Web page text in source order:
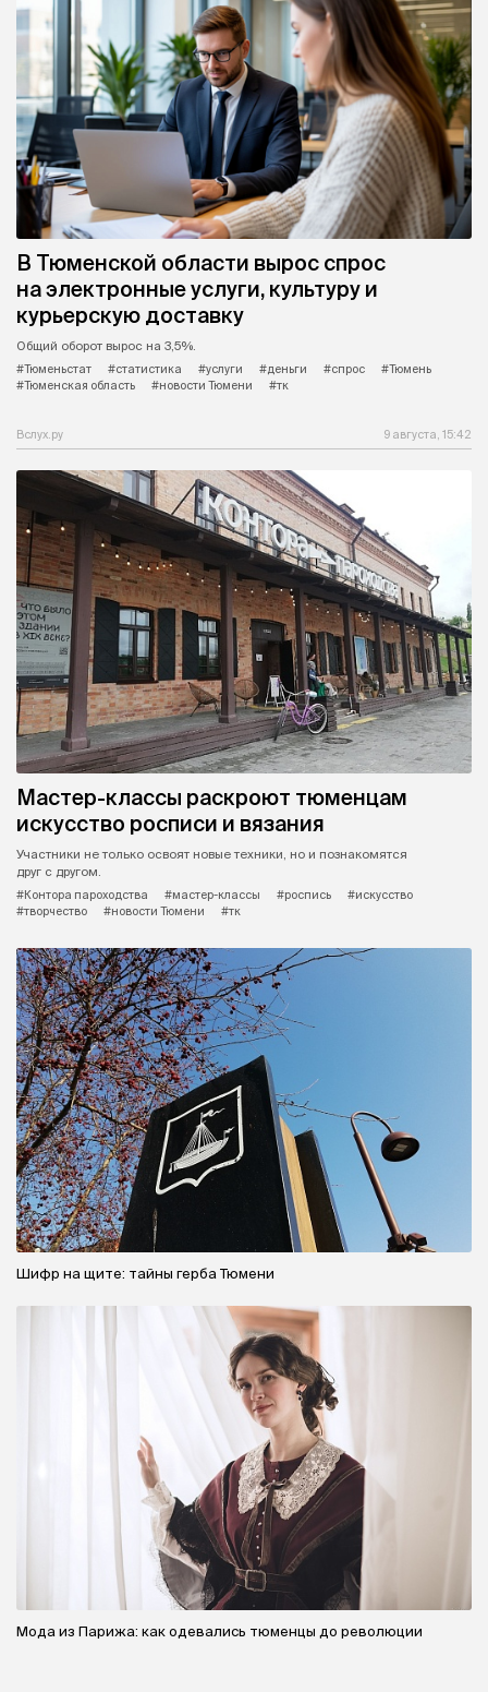
В Тюменской области вырос спрос
на электронные услуги, культуру и
курьерскую доставку
Общий оборот вырос на 3,5%.
#Тюменьстат
#статистика #услуги #деньги #спрос
#Тюмень
#Тюменская область
#новости Тюмени #тк
Вслух.ру 9 августа, 15:42
Мастер-классы раскроют тюменцам
искусство росписи и вязания
Участники не только освоят новые техники, но и познакомятся
друг с другом.
#Контора пароходства
#мастер-классы #роспись
#искусство
#творчество
#новости Тюмени #тк
Шифр на щите: тайны герба Тюмени
Мода из Парижа: как одевались тюменцы до революции